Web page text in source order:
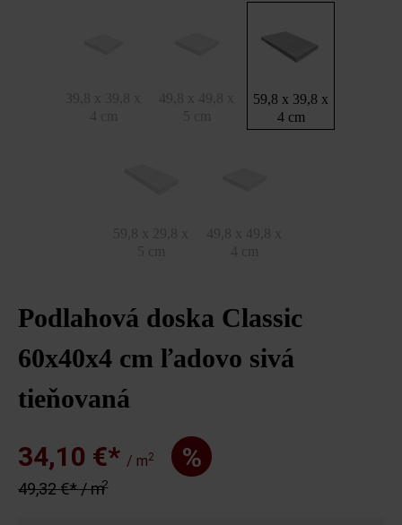
59,8 x 39,8 x
4 cm
Podlahová doska Classic
60x40x4 cm ľadovo sivá
tieňovaná
34,10 €* / m2 %
49,32 €* / m2